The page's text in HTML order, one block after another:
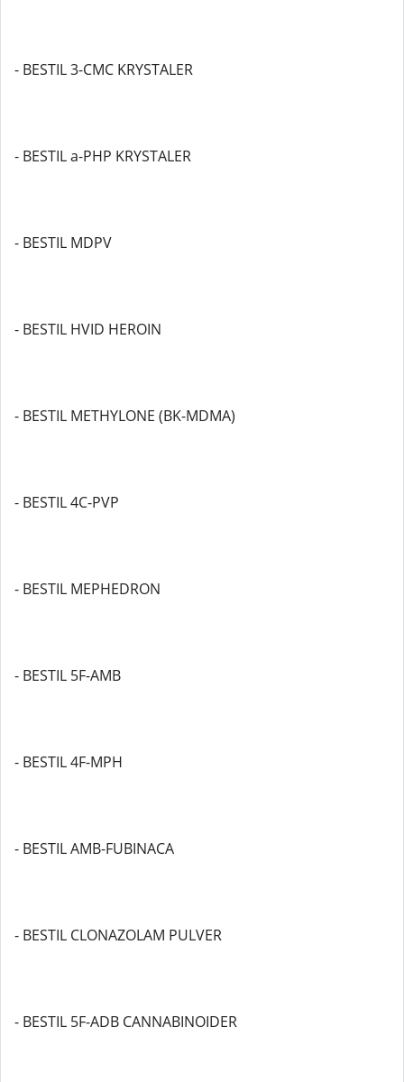
- BESTIL 3-CMC KRYSTALER
- BESTIL a-PHP KRYSTALER
- BESTIL MDPV
- BESTIL HVID HEROIN
- BESTIL METHYLONE (BK-MDMA)
- BESTIL 4C-PVP
- BESTIL MEPHEDRON
- BESTIL 5F-AMB
- BESTIL 4F-MPH
- BESTIL AMB-FUBINACA
- BESTIL CLONAZOLAM PULVER
- BESTIL 5F-ADB CANNABINOIDER